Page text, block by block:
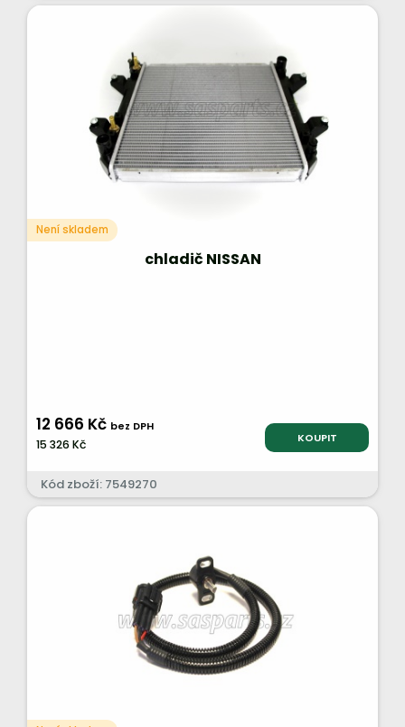
Není skladem
chladič NISSAN
12 666 Kč bez DPH
15 326 Kč KOUPIT
Kód zboží: 7549270